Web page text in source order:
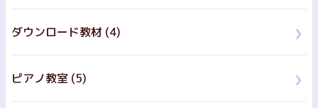
ダウンロード教材 (4)
ピアノ教室 (5)